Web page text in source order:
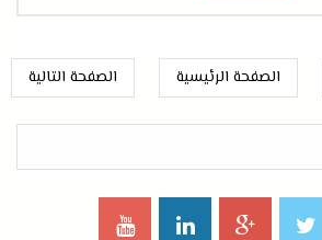
الصفحة التالية الصفحة الرئيسية